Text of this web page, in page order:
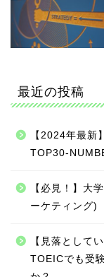
最近の投稿
【2024年最新
TOP30-
【必見！】大
ーケティング)
【見落として
TOEICでも受